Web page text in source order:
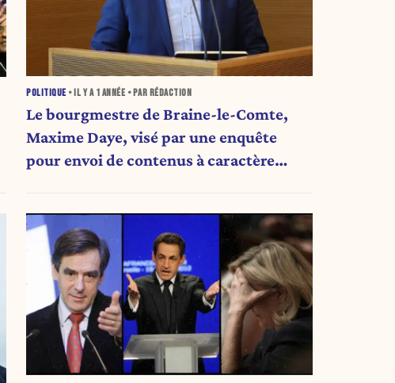
POLITIQUE • IL Y A 1 ANNÉE • PAR RÉDACTION
Le bourgmestre de Braine-le-Comte,
Maxime Daye, visé par une enquête
pour envoi de contenus à caractère